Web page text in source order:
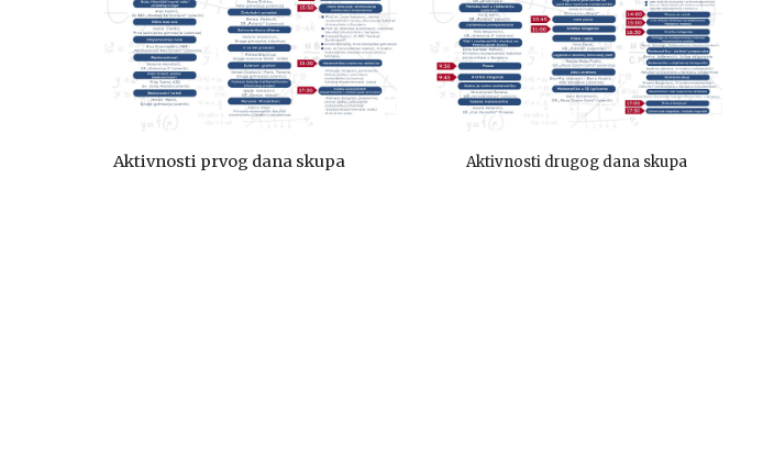
Aktivnosti prvog dana skupa Aktivnosti drugog dana skupa